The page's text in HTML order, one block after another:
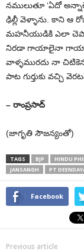
నములుతూ ‘ఏదో
ఢిల్లీ వెళ్ళాను. కాని ఆ
మహనీయుడికి ఎలా
నిరడా గాయాలైనా గాయాలకు
వాళ్ళమురదు నా
పాట గుర్తుకు వచ్చి
– రాంప్రసాద్‌
(జాగృతి సౌజన్యంతో)
TAGS BJP HINDU
JANSANGH
PT
Facebook
Previous article